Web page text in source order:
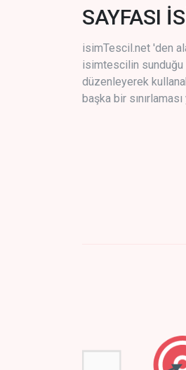
SAYFASI
isimTescil.net 'den
isimtescilin sunduğu
düzenleyerek
başka bir